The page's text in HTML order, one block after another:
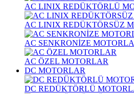
AC LINIX REDÜKTÖRLÜ
AC LINIX REDÜKTÖRSÜZ
AC SENKRONİZE
AC ÖZEL MOTORLAR
DC MOTORLAR
DC REDÜKTÖRLÜ